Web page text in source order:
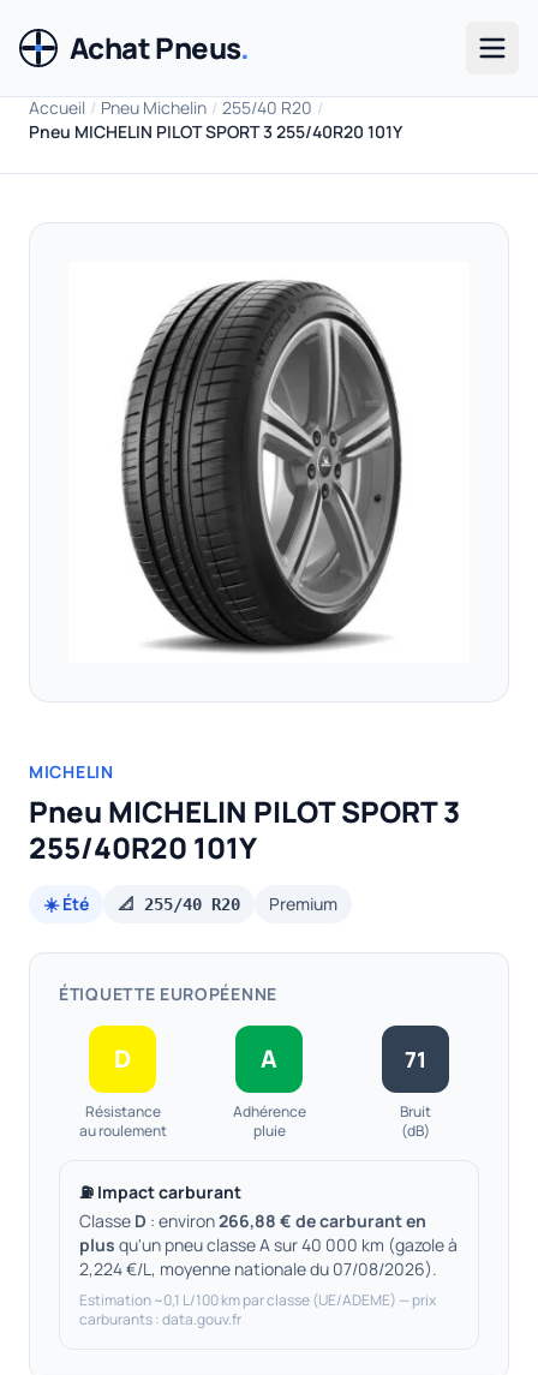
Achat Pneus.
Accueil / Pneu Michelin / 255/40 R20 /
Pneu MICHELIN PILOT SPORT 3 255/40R20 101Y
MICHELIN
Pneu MICHELIN PILOT SPORT 3
255/40R20 101Y
☀️ Été 📐 255/40 R20 Premium
ÉTIQUETTE EUROPÉENNE
D
Résistance
au roulement
A
Adhérence
pluie
71
Bruit
(dB)
⛽ Impact carburant
Classe D : environ266,88 € de carburant en
plus qu'un pneu classe A sur 40 000 km (gazole à
2,224 €/L, moyenne nationale du 07/08/2026).
Estimation ~0,1 L/100 km par classe (UE/ADEME) — prix
carburants : data.gouv.fr